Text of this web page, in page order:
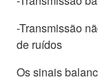
-Transmissão
de ruídos
Os sinais